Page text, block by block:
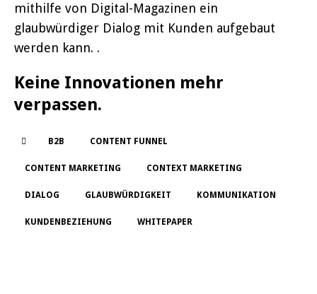
mithilfe von Digital-Magazinen ein
glaubwürdiger Dialog mit Kunden aufgebaut
werden kann. .
Keine Innovationen mehr
verpassen.
B2B CONTENT FUNNEL
CONTENT MARKETING CONTEXT MARKETING
DIALOG GLAUBWÜRDIGKEIT KOMMUNIKATION
KUNDENBEZIEHUNG WHITEPAPER